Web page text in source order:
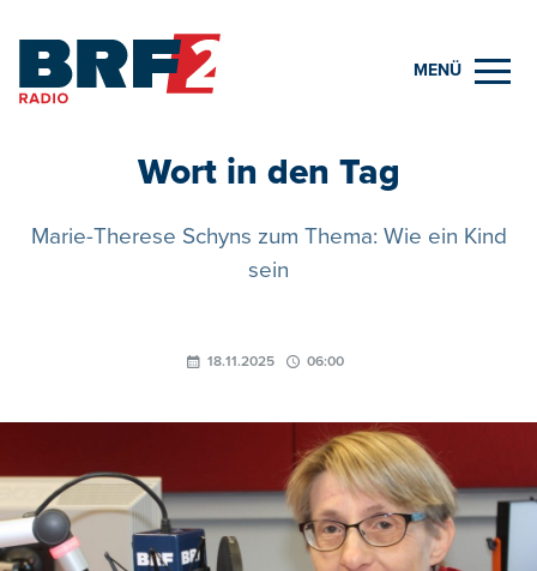
MENÜ
Wort in den Tag
Marie-Therese Schyns zum Thema: Wie ein Kind
sein
18.11.2025 06:00